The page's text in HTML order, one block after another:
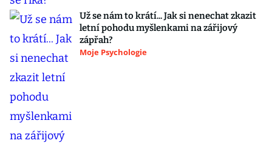
Už se nám to krátí... Jak si nenechat zkazit
letní pohodu myšlenkami na zářijový
zápřah?
Moje Psychologie